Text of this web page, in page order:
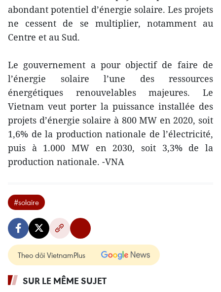
abondant potentiel d’énergie solaire. Les projets
ne cessent de se multiplier, notamment au
Centre et au Sud.
Le gouvernement a pour objectif de faire de
l’énergie solaire l’une des ressources
énergétiques renouvelables majeures. Le
Vietnam veut porter la puissance installée des
projets d’énergie solaire à 800 MW en 2020, soit
1,6% de la production nationale de l’électricité,
puis à 1.000 MW en 2030, soit 3,3% de la
production nationale. -VNA
#solaire
Theo dõi VietnamPlus
SUR LE MÊME SUJET